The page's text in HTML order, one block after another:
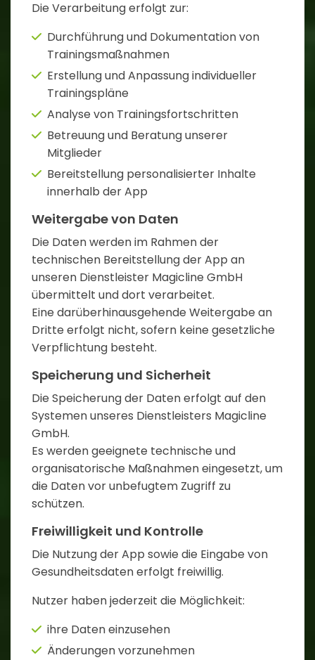
Die Verarbeitung erfolgt zur:
Durchführung und Dokumentation von
Trainingsmaßnahmen
Erstellung und Anpassung individueller
Trainingspläne
Analyse von Trainingsfortschritten
Betreuung und Beratung unserer
Mitglieder
Bereitstellung personalisierter Inhalte
innerhalb der App
Weitergabe von Daten
Die Daten werden im Rahmen der
technischen Bereitstellung der App an
unseren Dienstleister Magicline GmbH
übermittelt und dort verarbeitet.
Eine darüberhinausgehende Weitergabe an
Dritte erfolgt nicht, sofern keine gesetzliche
Verpflichtung besteht.
Speicherung und Sicherheit
Die Speicherung der Daten erfolgt auf den
Systemen unseres Dienstleisters Magicline
GmbH.
Es werden geeignete technische und
organisatorische Maßnahmen eingesetzt, um
die Daten vor unbefugtem Zugriff zu
schützen.
Freiwilligkeit und Kontrolle
Die Nutzung der App sowie die Eingabe von
Gesundheitsdaten erfolgt freiwillig.
Nutzer haben jederzeit die Möglichkeit:
ihre Daten einzusehen
Änderungen vorzunehmen